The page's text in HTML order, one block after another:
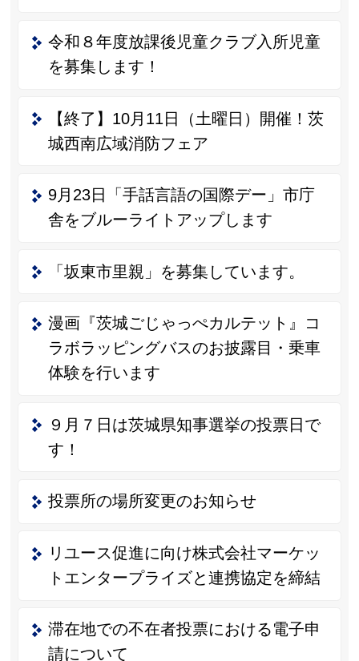
令和８年度放課後児童クラブ入所児童
を募集します！
【終了】10月11日（土曜日）開催！茨
城西南広域消防フェア
9月23日「手話言語の国際デー」市庁
舎をブルーライトアップします
「坂東市里親」を募集しています。
漫画『茨城ごじゃっぺカルテット』コ
ラボラッピングバスのお披露目・乗車
体験を行います
９月７日は茨城県知事選挙の投票日で
す！
投票所の場所変更のお知らせ
リユース促進に向け株式会社マーケッ
トエンタープライズと連携協定を締結
滞在地での不在者投票における電子申
請について